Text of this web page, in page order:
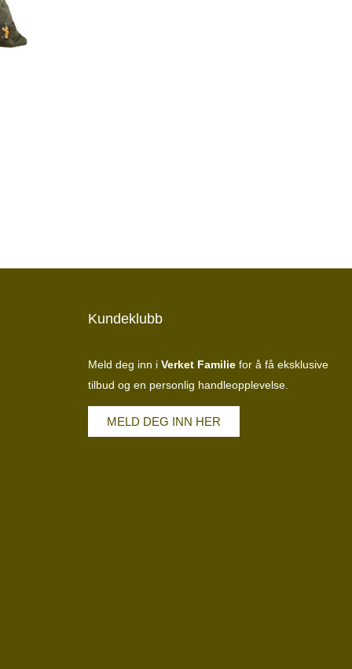
Kundeklubb
Meld deg inn i Verket Familie for å få eksklusive
tilbud og en personlig handleopplevelse.
MELD DEG INN HER